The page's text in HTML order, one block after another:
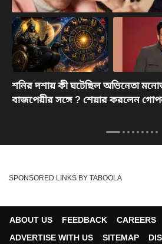
শনির দশায় কী ঘটেছিল অভিনেতা
বাজপেয়ীর সঙ্গে ? শেয়ার করলেন
SPONSORED LINKS BY TABOOLA
ABOUT US FEEDBACK
CAREERS
ADVERTISE WITH US
SITEMAP